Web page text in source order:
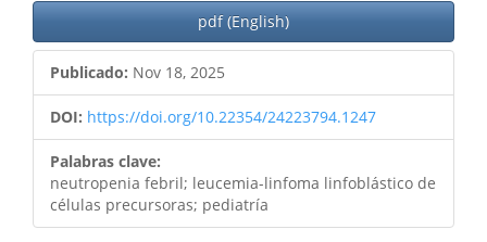
pdf (English)
Publicado: Nov 18, 2025
DOI: https://doi.org/10.22354/24223794.1247
Palabras clave:
neutropenia febril; leucemia-linfoma linfoblástico de
células precursoras; pediatría